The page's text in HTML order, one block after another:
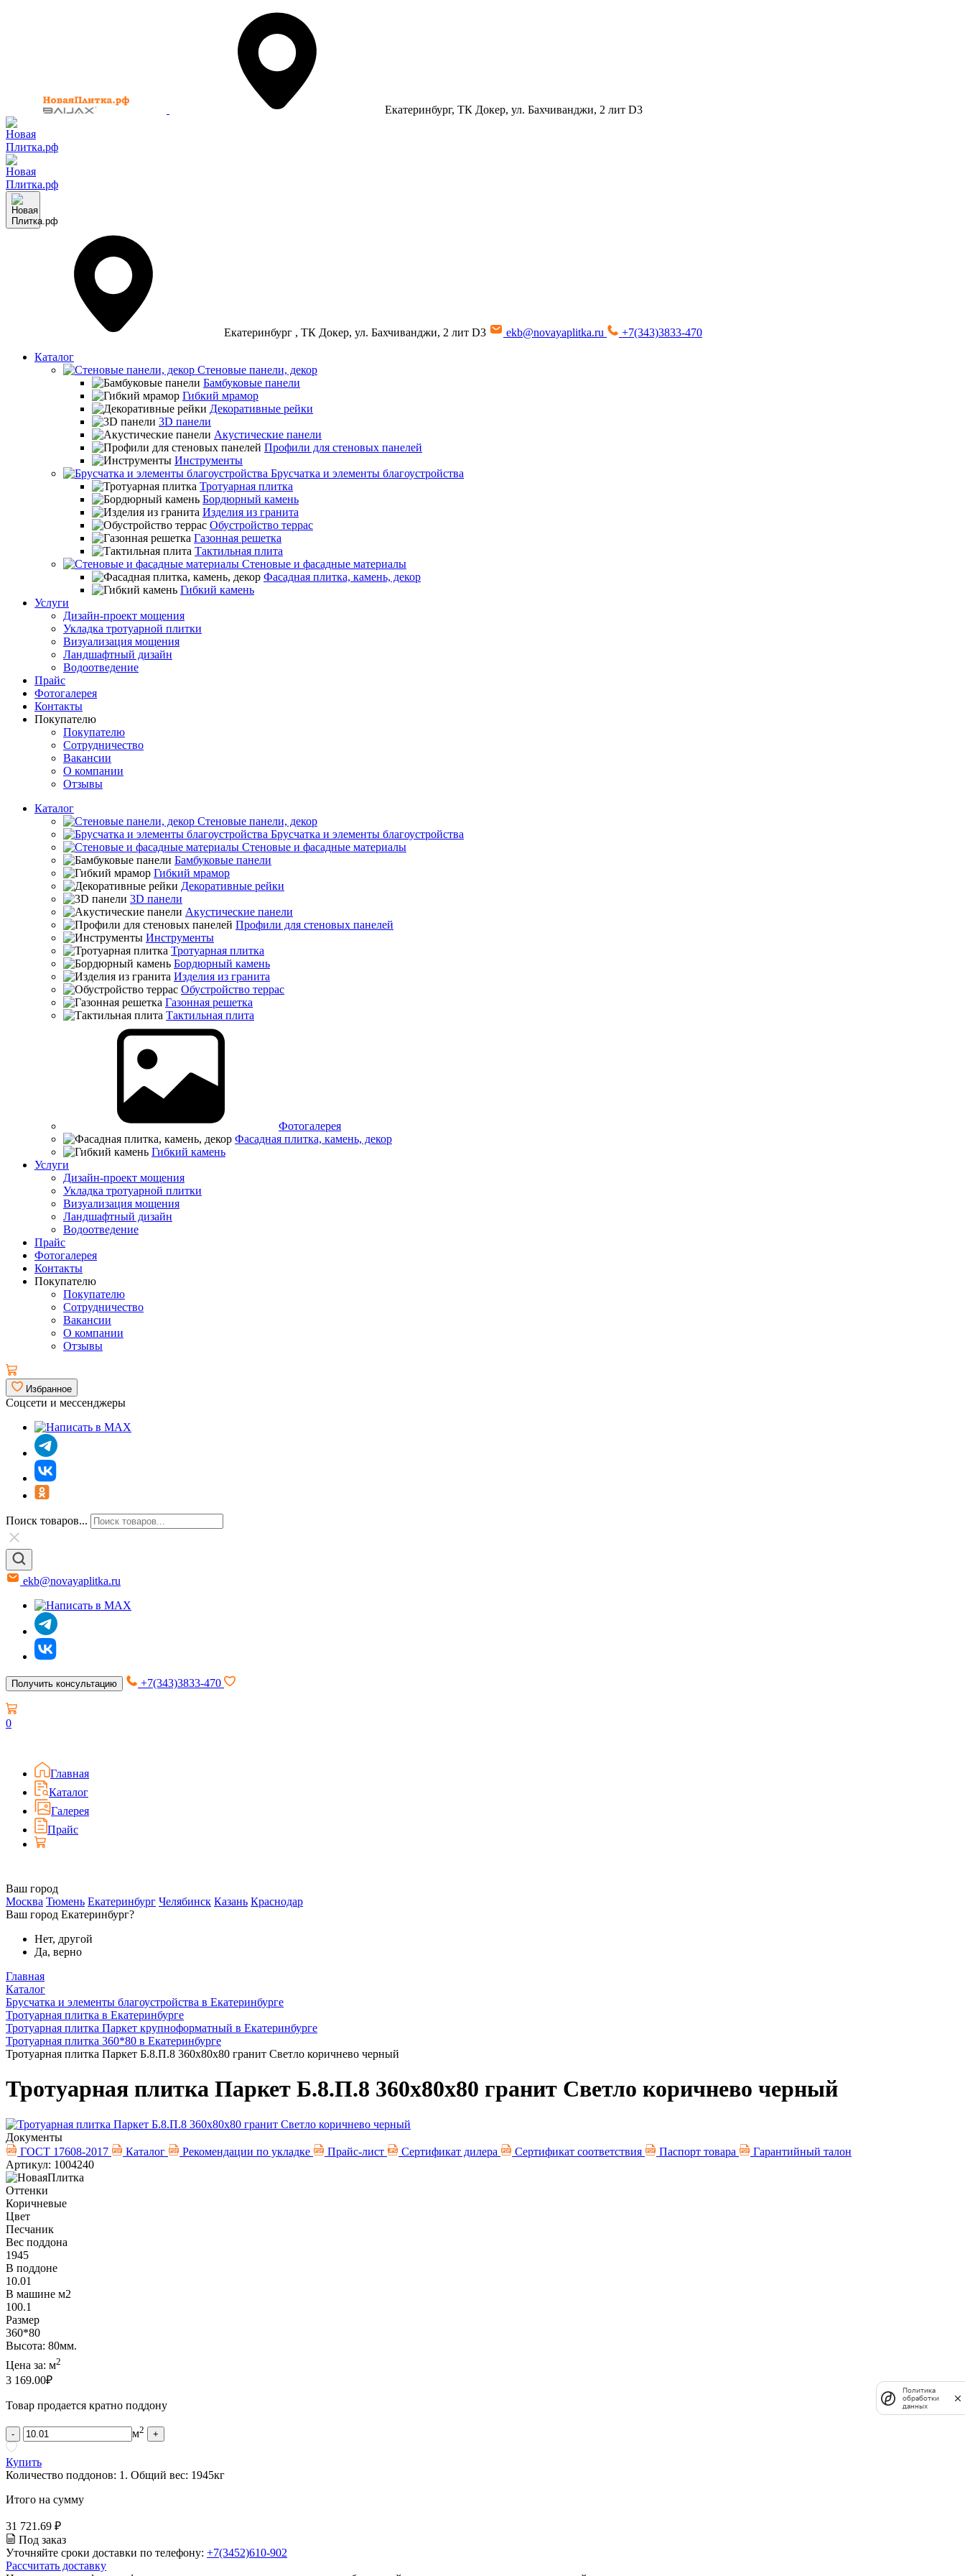
Екатеринбург, ТК Докер, ул. Бахчиванджи, 2 лит D3
Екатеринбург , ТК Докер, ул. Бахчиванджи, 2 лит D3 ekb@novayaplitka.ru
+7(343)3833-470
Каталог
Стеновые панели, декор
Бамбуковые панели
Гибкий мрамор
Декоративные рейки
3D панели
Акустические панели
Профили для стеновых панелей
Инструменты
Брусчатка и элементы благоустройства
Тротуарная плитка
Бордюрный камень
Изделия из гранита
Обустройство террас
Газонная решетка
Тактильная плита
Стеновые и фасадные материалы
Фасадная плитка, камень, декор
Гибкий камень
Услуги
Дизайн-проект мощения
Укладка тротуарной плитки
Визуализация мощения
Ландшафтный дизайн
Водоотведение
Прайс
Фотогалерея
Контакты
Покупателю
Покупателю
Сотрудничество
Вакансии
О компании
Отзывы
Каталог
Стеновые панели, декор
Брусчатка и элементы благоустройства
Стеновые и фасадные материалы
Бамбуковые панели
Гибкий мрамор
Декоративные рейки
3D панели
Акустические панели
Профили для стеновых панелей
Инструменты
Тротуарная плитка
Бордюрный камень
Изделия из гранита
Обустройство террас
Газонная решетка
Тактильная плита
Фотогалерея
Фасадная плитка, камень, декор
Гибкий камень
Услуги
Дизайн-проект мощения
Укладка тротуарной плитки
Визуализация мощения
Ландшафтный дизайн
Водоотведение
Прайс
Фотогалерея
Контакты
Покупателю
Покупателю
Сотрудничество
Вакансии
О компании
Отзывы
Избранное
Соцсети и мессенджеры
Поиск товаров...
ekb@novayaplitka.ru
Получить консультацию +7(343)3833-470
0
Главная
Каталог
Галерея
Прайс
Ваш город
Москва Тюмень Екатеринбург Челябинск Казань Краснодар
Ваш город Екатеринбург?
Нет, другой
Да, верно
Главная
Каталог
Брусчатка и элементы благоустройства в Екатеринбурге
Тротуарная плитка в Екатеринбурге
Тротуарная плитка Паркет крупноформатный в Екатеринбурге
Тротуарная плитка 360*80 в Екатеринбурге
Тротуарная плитка Паркет Б.8.П.8 360х80х80 гранит Светло коричнево черный
Тротуарная плитка Паркет Б.8.П.8 360х80х80 гранит Светло коричнево черный
Документы
ГОСТ 17608-2017
Каталог Рекомендации по укладке Прайс-лист Сертификат дилера Сертификат соответствия Паспорт товара
Гарантийный талон
Артикул: 1004240
Оттенки
Коричневые
Цвет
Песчаник
Вес поддона
1945
В поддоне
10.01
В машине м2
100.1
Размер
360*80
Высота: 80мм.
Цена за: м2
3 169.00₽
Товар продается кратно поддону
- м2 +
Купить
Количество поддонов: 1 . Общий вес: 1945кг
Итого на сумму
31 721.69 ₽
Под заказ
Уточняйте сроки доставки по телефону: +7(3452)610-902
Рассчитать доставку
Политика
обработки
данных